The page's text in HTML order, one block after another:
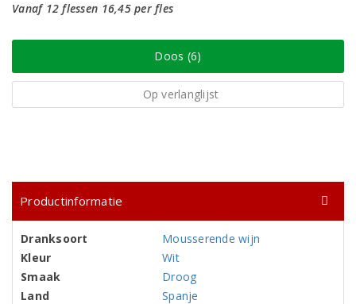
Vanaf 12 flessen 16,45 per fles
Doos (6)
Op verlanglijst
Productinformatie
Dranksoort
Mousserende wijn
Kleur
Wit
Smaak
Droog
Land
Spanje